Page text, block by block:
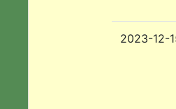
2023-12-